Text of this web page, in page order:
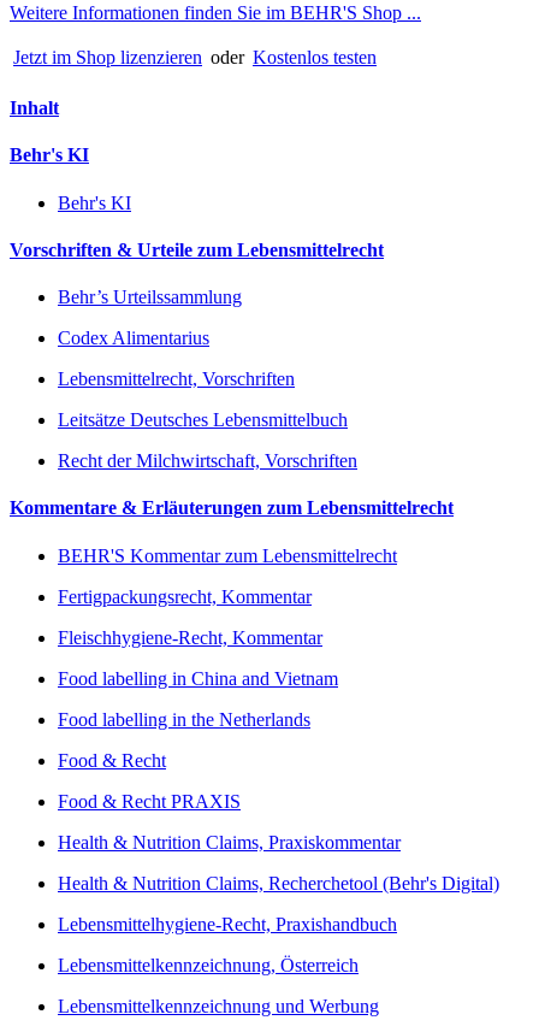
Weitere Informationen finden Sie im BEHR'S Shop ...
Jetzt im Shop lizenzieren oder Kostenlos testen
Inhalt
Behr's KI
Behr's KI
Vorschriften & Urteile zum Lebensmittelrecht
Behr’s Urteilssammlung
Codex Alimentarius
Lebensmittelrecht, Vorschriften
Leitsätze Deutsches Lebensmittelbuch
Recht der Milchwirtschaft, Vorschriften
Kommentare & Erläuterungen zum Lebensmittelrecht
BEHR'S Kommentar zum Lebensmittelrecht
Fertigpackungsrecht, Kommentar
Fleischhygiene-Recht, Kommentar
Food labelling in China and Vietnam
Food labelling in the Netherlands
Food & Recht
Food & Recht PRAXIS
Health & Nutrition Claims, Praxiskommentar
Health & Nutrition Claims, Recherchetool (Behr's Digital)
Lebensmittelhygiene-Recht, Praxishandbuch
Lebensmittelkennzeichnung, Österreich
Lebensmittelkennzeichnung und Werbung